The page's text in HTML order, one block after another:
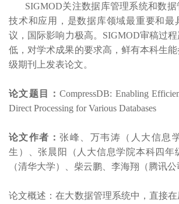
SIGMOD关注数据库管理系统和数据
技术和应用，是数据库领域最重要和最
议，国际影响力极高。SIGMOD审稿过
低，对学术成果的要求高，鲜有本科生能
级期刊上发表论文。
论文题目：CompressDB: Enabling
Direct Processing for Various Databases
论文作者：张峰、万韦涛（人大信息
生）、张晨阳（人大信息学院本科四年
（清华大学）、柴云鹏、李海翔（腾讯
论文概述：在大数据管理系统中，直接